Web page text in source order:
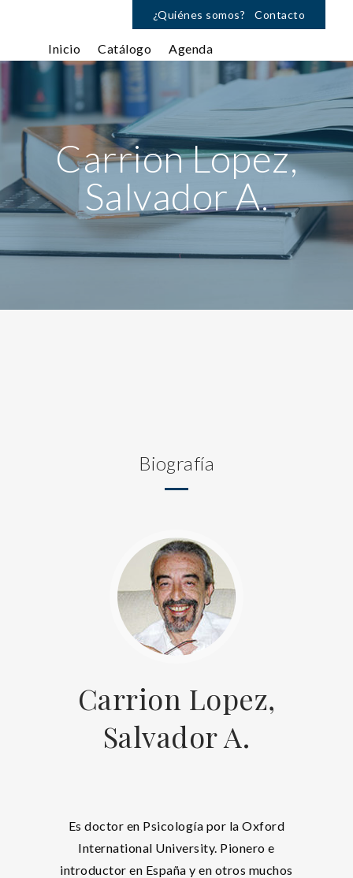
¿Quiénes somos? Contacto
Inicio Catálogo Agenda
Carrion Lopez,
Salvador A.
Biografía
Carrion Lopez,
Salvador A.
Es doctor en Psicología por la Oxford
International University. Pionero e
introductor en España y en otros muchos